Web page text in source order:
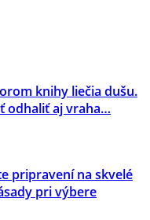
knihy liečia dušu.
odhaliť aj vraha…
pripravení na skvelé
pri výbere